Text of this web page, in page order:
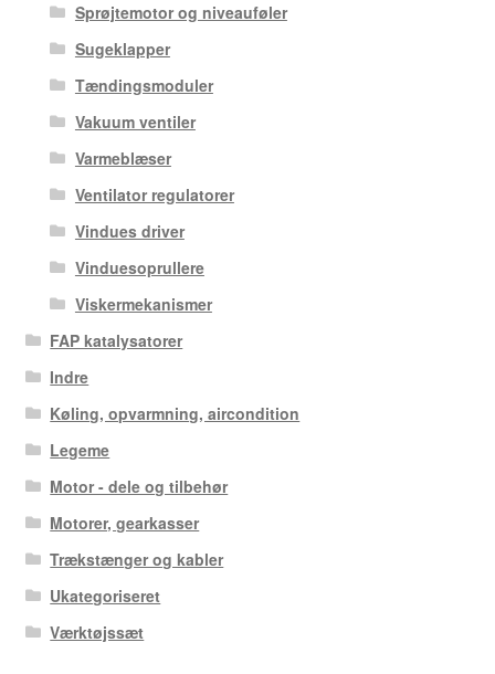
Sprøjtemotor og niveauføler
Sugeklapper
Tændingsmoduler
Vakuum ventiler
Varmeblæser
Ventilator regulatorer
Vindues driver
Vinduesoprullere
Viskermekanismer
FAP katalysatorer
Indre
Køling, opvarmning, aircondition
Legeme
Motor - dele og tilbehør
Motorer, gearkasser
Trækstænger og kabler
Ukategoriseret
Værktøjssæt